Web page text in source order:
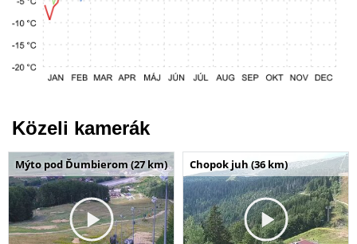
Közeli kamerák
Mýto pod Ďumbierom (27 km) Chopok juh (36 km)